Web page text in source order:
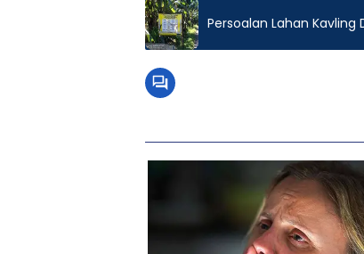
Persoalan Lahan Kavling